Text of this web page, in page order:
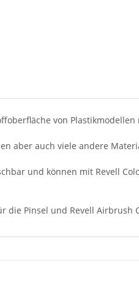
von
aber auch viele andere
und können mit Revell
die Pinsel und Revell Airbrush